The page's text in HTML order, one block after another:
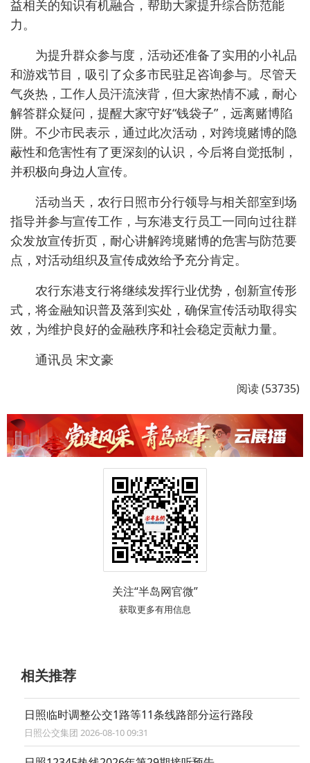
益相关的知识有机融合，帮助大家提升综合防范能
力。
为提升群众参与度，活动还准备了实用的小礼品
和游戏节目，吸引了众多市民驻足咨询参与。尽管天
气炎热，工作人员汗流浃背，但大家热情不减，耐心
解答群众疑问，提醒大家守好“钱袋子”，远离赌博陷
阱。不少市民表示，通过此次活动，对跨境赌博的隐
蔽性和危害性有了更深刻的认识，今后将自觉抵制，
并积极向身边人宣传。
活动当天，农行日照市分行领导与相关部室到场
指导并参与宣传工作，与东港支行员工一同向过往群
众发放宣传折页，耐心讲解跨境赌博的危害与防范要
点，对活动组织及宣传成效给予充分肯定。
农行东港支行将继续发挥行业优势，创新宣传形
式，将金融知识普及落到实处，确保宣传活动取得实
效，为维护良好的金融秩序和社会稳定贡献力量。
通讯员 宋文豪
阅读 (53735)
关注“半岛网官微”
获取更多有用信息
相关推荐
日照临时调整公交1路等11条线路部分运行路段
日照公交集团 2026-08-10 09:31